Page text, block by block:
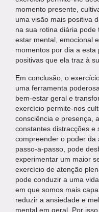
momento presente,
uma visão mais positiva
na sua rotina diária
estar mental, emocional
momentos por dia a
positivas que ela traz à
Em conclusão, o
uma ferramenta
bem-estar geral e
exercício permite-nos
consciência e presença,
constantes distracções e
compreender o poder da
passo-a-passo, pode
experimentar um maior
exercício de atenção
pode conduzir a uma
em que somos mais
reduzir a ansiedade e
mental em geral. Por